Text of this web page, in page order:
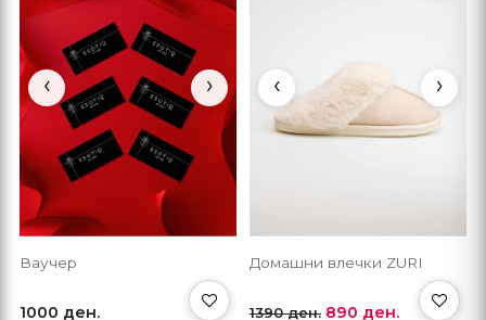
‹ ›
Ваучер
1000 ден.
‹ ›
Домашни влечки ZURI
1390 ден. 890 ден.